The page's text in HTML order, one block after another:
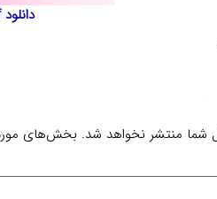
دانلود pdf آگهی سالن نوبت سوم
شما منتشر نخواهد شد. بخش‌های